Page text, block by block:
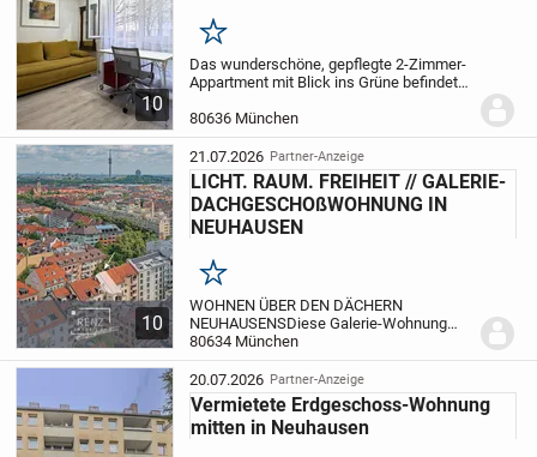
10
Merken
Das wunderschöne, gepflegte 2-Zimmer-
Appartment mit Blick ins Grüne befindet
errichteten Mehrfamilienhauses in
begehrter Wohnlage in Neuhausen-
Nymphenburg.Das Haus und...
80636 München
10
21.07.2026 Partner-Anzeige
LICHT. RAUM. FREIHEIT // GALERIE-
DACHGESCHOßWOHNUNG IN
NEUHAUSEN
Merken
WOHNEN ÜBER DEN DÄCHERN
NEUHAUSENSDiese Galerie-Wohnung
verbindet die Vorzüge einer begehrten
Wohnlage mit einem großzügigen und
lichtdurchfluteten Raumkonzept. Nur
wenige Schritte vom Rotkreuzplatz...
80634 München
20.07.2026 Partner-Anzeige
Vermietete Erdgeschoss-Wohnung
mitten in Neuhausen